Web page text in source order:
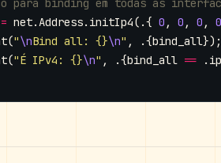
= net.Address. initIp4(.{ 0 , 0 , 0 ,
0
("\nBind all: {}\n" , .{bind_all});
("É IPv4: {}\n" , .{bind_all == .